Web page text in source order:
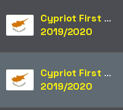
Cypriot First Division
2019/2020
Cypriot First Division
2019/2020